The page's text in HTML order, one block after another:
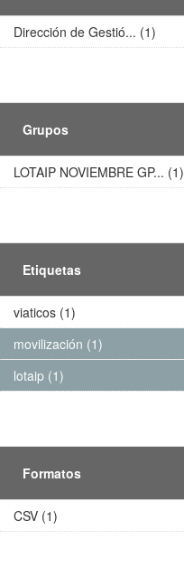
Dirección de Gestió... (1)
Grupos
LOTAIP NOVIEMBRE GP... (1)
Etiquetas
viaticos (1)
movilización (1)
lotaip (1)
Formatos
CSV (1)